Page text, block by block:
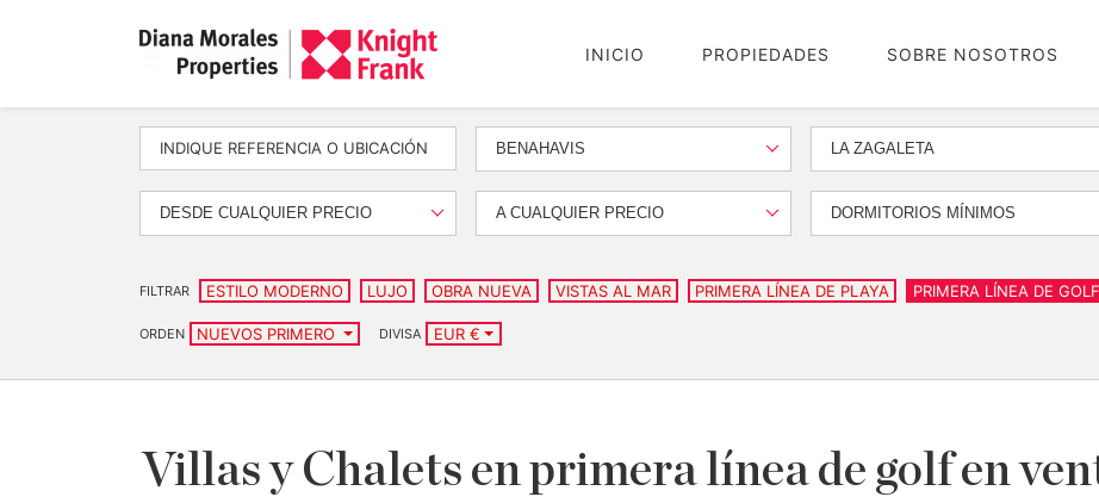
INICIO PROPIEDADES SOBRE NOSOTROS
BENAHAVIS LA ZAGALETA
DESDE CUALQUIER PRECIO A CUALQUIER PRECIO DORMITORIOS MÍNIMOS
FILTRAR ESTILO MODERNO LUJO OBRA NUEVA VISTAS AL MAR PRIMERA LÍNEA DE PLAYA PRIMERA LÍNEA DE GOLF
ORDEN NUEVOS PRIMERO DIVISA EUR €
Villas y Chalets en primera línea de golf en